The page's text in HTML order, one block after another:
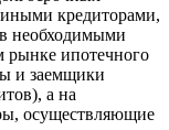
кредиторами,
необходимыми
рынке ипотечного
и заемщики
а на
осуществляющие